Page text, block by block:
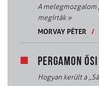
A
megírták»
MORVAY PÉTER
/
PERGAMON
Hogyan került a